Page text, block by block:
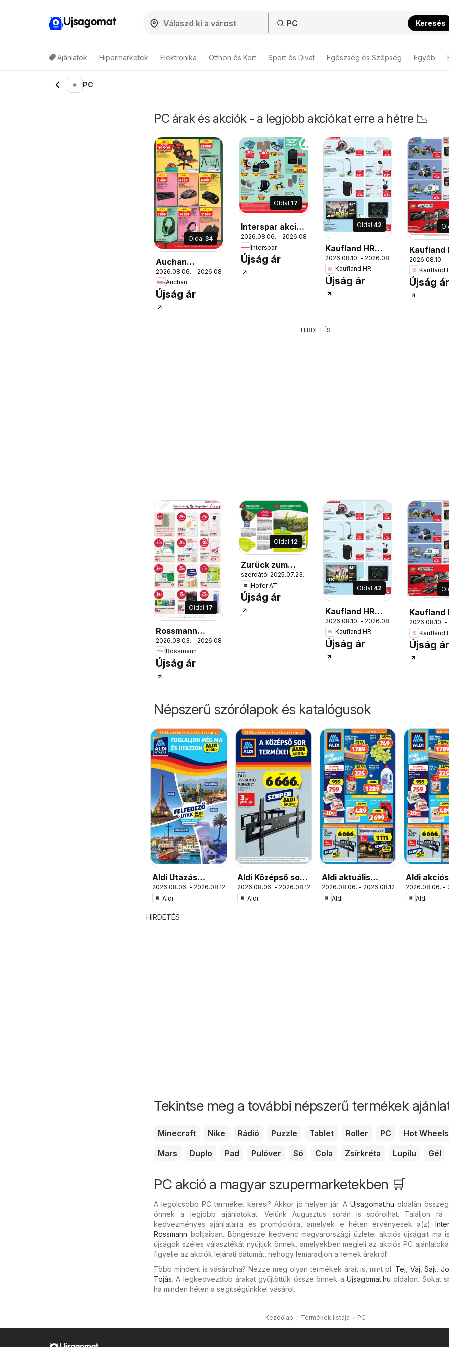
Ujsagomat Keresés
Ajánlatok Hipermarketek Elektronika Otthon és Kert Sport és Divat Egészség és Szépség Egyéb
PC
PC árak és akciók - a legjobb akciókat erre a hétre 📉
Oldal 34
Auchan
Iskolakezdés
ajánlatok
2026.08.06. - 2026.08.19.
Auchan
Újság ár
Oldal 17
Interspar akciós
újság
2026.08.06. - 2026.08.12.
Interspar
Újság ár
Oldal 42
Kaufland HR
akciós újság
2026.08.10. - 2026.08.31.
Kaufland HR
Újság ár
Kaufland
akciós
2026.08.10. -
Kaufland
Újság ár
HIRDETÉS
Oldal 17
Rossmann
akciós újság
2026.08.03. - 2026.08.14.
Rossmann
Újság ár
Oldal 12
Zurück zum
Ursprung-Fibel
szerdától 2025.07.23.
Hofer AT
Újság ár
Oldal 42
Kaufland HR
Split-Ravne
njive
2026.08.10. - 2026.08.31.
Kaufland HR
Újság ár
Kaufland
Split-
njive
2026.08.10. -
Kaufland
Újság ár
Népszerű szórólapok és katalógusok
Aldi Utazás
katalógus
2026.08.06. - 2026.08.12.
Aldi
Aldi Középső sor
termékei
2026.08.06. - 2026.08.12.
Aldi
Aldi aktuális
akciós újság
2026.08.06. - 2026.08.12.
Aldi
Aldi
2026.08.06. -
Aldi
HIRDETÉS
Tekintse meg a további népszerű termékek
Minecraft Nike Rádió Puzzle Tablet Roller PC
Hot Wheels
Mars
Duplo Pad Pulóver Só Cola Zsírkréta Lupilu Gél
PC akció a magyar szupermarketekben 🛒
A legolcsóbb PC terméket keresi? Akkor jó helyen jár. AUjsagomat.hu oldalán
önnek a legjobb ajánlatokat. Velünk Augusztus során is spórolhat. Találjon rá
kedvezményes ajánlataira és promócióira, amelyek e héten érvényesek a(z)
Rossmann boltjaiban. Böngéssze kedvenc magyarországi üzletei akciós újságait ma
újságok széles választékát nyújtjuk önnek, amelyekben megleli az akciós PC
figyelje az akciók lejárati dátumát, nehogy lemaradjon a remek árakról!
Több mindent is vásárolna? Nézze meg olyan termékek árait is, mint pl. Tej Vaj ,Sajt ,
Tojás. A legkedvezőbb árakat gyűjtöttük össze önnek a Ujsagomat.hu oldalon. Sokat
ha minden héten a segítségünkkel vásárol.
Kezdőlap Termékek listája PC